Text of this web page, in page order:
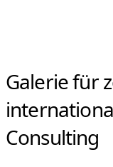
Galerie für
Consulting